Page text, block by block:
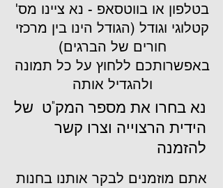
בטלפון או בווטסאפ - נא ציינו מס'
קטלוגי וגודל (הגודל הינו בין מרכזי
חורים של הברגים)
באפשרותכם ללחוץ על כל תמונה
ולהגדיל אותה
נא בחרו את מספר המק"ט של
הידית הרצוייה וצרו קשר
להזמנה
אתם מוזמנים לבקר אותנו בחנות